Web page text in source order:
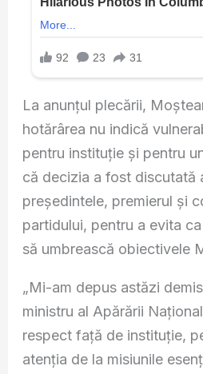
La anunțul plecării,
hotărârea nu indică
pentru instituție și pentru
că decizia a fost discutată
președintele, premierul și
partidului, pentru a evita
să umbrească obiectivele
„Mi-am depus astăzi
ministru al Apărării
respect față de instituție,
atenția de la misiunile